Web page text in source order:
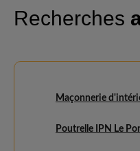
Recherches
Maçonnerie
Poutrelle IPN Le